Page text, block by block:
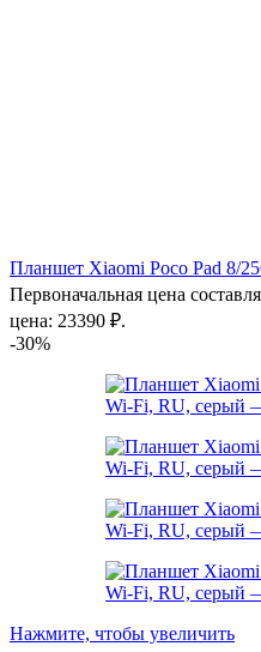
Планшет Xiaomi Poco Pad 8/
Первоначальная цена
цена: 23390 ₽.
-30%
Нажмите, чтобы увеличить